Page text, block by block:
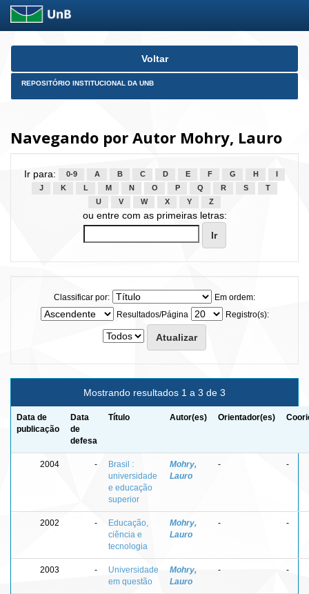
Skip
Voltar
REPOSITÓRIO INSTITUCIONAL DA UNB
Navegando por Autor Mohry, Lauro
Ir para: 0-9 A B C D E F G H
J
K L M N O P Q R S
T
U
V W X Y Z
ou entre com as primeiras letras:
Classificar por:
Em ordem:
Resultados/Página
Registro(s):
Mostrando resultados 1 a 3 de 3
Data de
publicação
Data
de
defesa
Título Autor(es) Orientador(es)
2004 -
Brasil :
universidade
e educação
superior
Mohry,
Lauro
- -
2002 -
Educação,
ciência e
tecnologia
Mohry,
Lauro
- -
2003 -
Universidade
em questão
Mohry,
Lauro
- -